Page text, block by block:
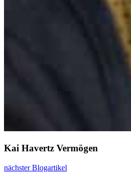
Kai Havertz Vermögen
nächster Blogartikel